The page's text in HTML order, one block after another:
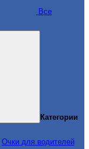
Все
Категории
Очки для водителей